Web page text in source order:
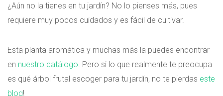
¿Aún no la tienes en tu jardín? No lo pienses más, pues
requiere muy pocos cuidados y es fácil de cultivar.
Esta planta aromática y muchas más la puedes encontrar
en nuestro catálogo. Pero si lo que realmente te preocupa
es qué árbol frutal escoger para tu jardín, no te pierdas este
blog!